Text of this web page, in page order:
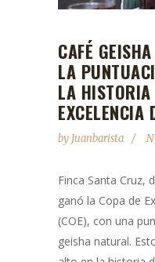
CAFÉ
LA
LA HISTORIA
EXCELENCIA
by Juanbarista
Finca Santa Cruz,
ganó la Copa de
(COE), con una
geisha natural.